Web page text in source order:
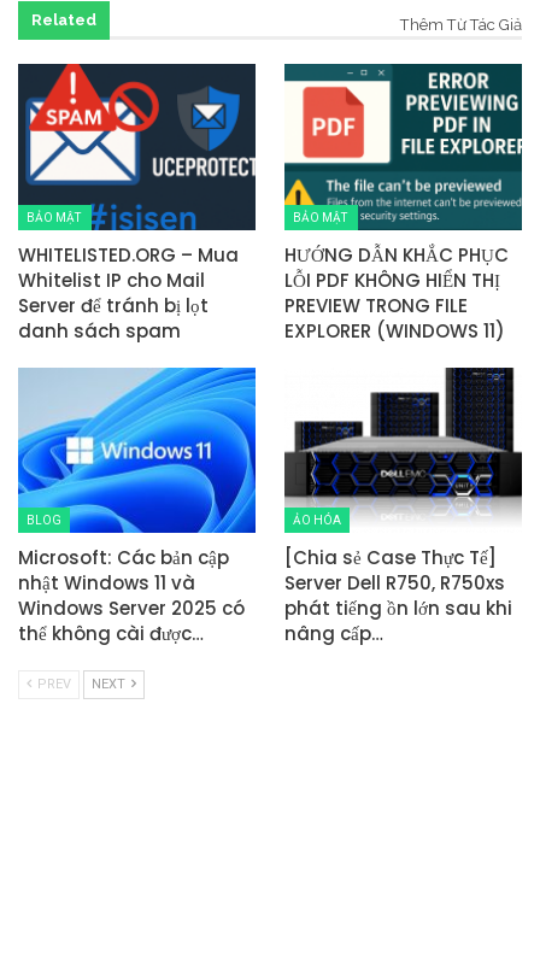
Related Thêm Từ Tác Giả
BẢO MẬT
WHITELISTED.ORG – Mua
Whitelist IP cho Mail
Server để tránh bị lọt
danh sách spam
BẢO MẬT
HƯỚNG DẪN KHẮC PHỤC
LỖI PDF KHÔNG HIỂN THỊ
PREVIEW TRONG FILE
EXPLORER (WINDOWS 11)
BLOG
Microsoft: Các bản cập
nhật Windows 11 và
Windows Server 2025 có
thể không cài được…
ẢO HÓA
[Chia sẻ Case Thực Tế]
Server Dell R750, R750xs
phát tiếng ồn lớn sau khi
nâng cấp…
PREV NEXT